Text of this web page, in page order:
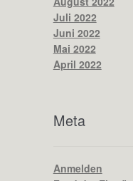
Juli 2022
Juni 2022
Mai 2022
April 2022
Meta
Anmelden